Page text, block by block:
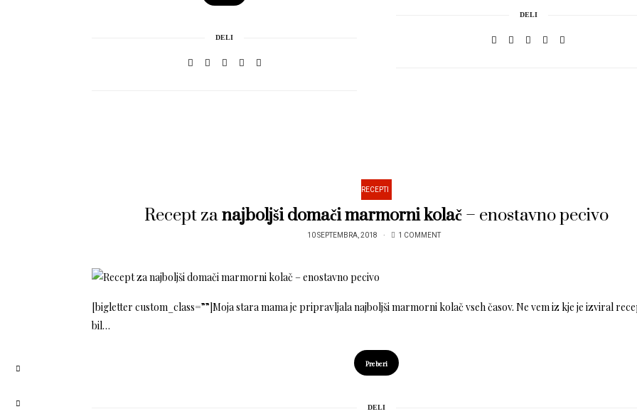
DELI
DELI
RECEPTI
Recept zanajboljši domači marmorni kolač – enostavno pecivo
10 SEPTEMBRA, 2018 1 COMMENT
[bigletter custom_class=””]Moja stara mama je pripravljala najboljši marmorni kolač vseh časov. Ne vem iz kje je izviral
bil…
Preberi
DELI